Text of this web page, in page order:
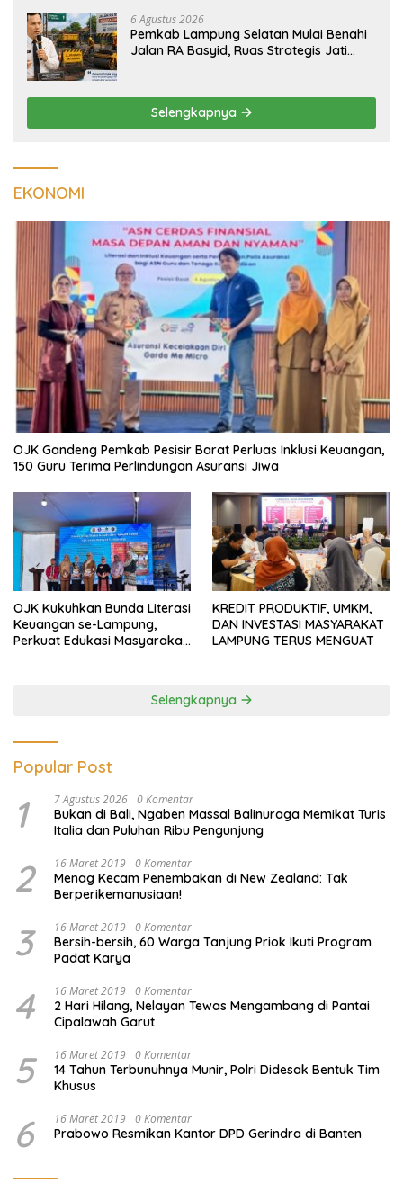
6 Agustus 2026
Pemkab Lampung Selatan Mulai Benahi
Jalan RA Basyid, Ruas Strategis Jati
Selengkapnya
EKONOMI
OJK Gandeng Pemkab Pesisir Barat Perluas Inklusi Keuangan,
150 Guru Terima Perlindungan Asuransi Jiwa
OJK Kukuhkan Bunda Literasi
Keuangan se-Lampung,
Perkuat Edukasi Masyarakat
KREDIT PRODUKTIF, UMKM,
DAN INVESTASI MASYARAKAT
LAMPUNG TERUS MENGUAT
Selengkapnya
Popular Post
1 7 Agustus 2026 0 Komentar
Bukan di Bali, Ngaben Massal Balinuraga Memikat Turis
Italia dan Puluhan Ribu Pengunjung
2 16 Maret 2019 0 Komentar
Menag Kecam Penembakan di New Zealand: Tak
Berperikemanusiaan!
3 16 Maret 2019 0 Komentar
Bersih-bersih, 60 Warga Tanjung Priok Ikuti Program
Padat Karya
4 16 Maret 2019 0 Komentar
2 Hari Hilang, Nelayan Tewas Mengambang di Pantai
Cipalawah Garut
5 16 Maret 2019 0 Komentar
14 Tahun Terbunuhnya Munir, Polri Didesak Bentuk Tim
Khusus
6 16 Maret 2019 0 Komentar
Prabowo Resmikan Kantor DPD Gerindra di Banten